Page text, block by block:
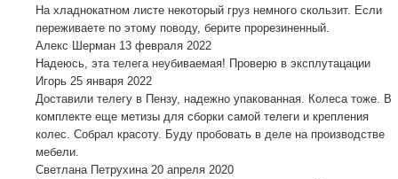
На хладнокатном листе некоторый груз немного скользит. Если
переживаете по этому поводу, берите прорезиненный.
Алекс Шерман 13 февраля 2022
Надеюсь, эта телега неубиваемая! Проверю в эксплутацации
Игорь 25 января 2022
Доставили телегу в Пензу, надежно упакованная. Колеса тоже. В
комплекте еще метизы для сборки самой телеги и крепления
колес. Собрал красоту. Буду пробовать в деле на производстве
мебели.
Светлана Петрухина 20 апреля 2020